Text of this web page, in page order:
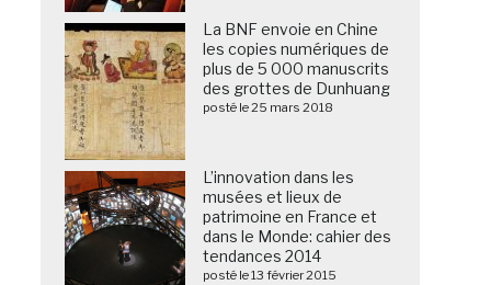
La BNF envoie en Chine
les copies numériques de
plus de 5 000 manuscrits
des grottes de Dunhuang
posté le 25 mars 2018
L’innovation dans les
musées et lieux de
patrimoine en France et
dans le Monde: cahier des
tendances 2014
posté le 13 février 2015